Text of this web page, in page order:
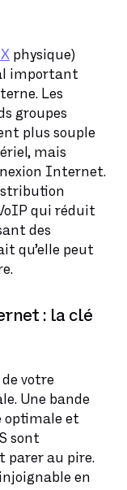
physique)
important
Les
groupes
plus souple
mais
Internet.
qui réduit
des
qu’elle peut
: la clé
votre
Une bande
optimale et
sont
parer au pire.
en